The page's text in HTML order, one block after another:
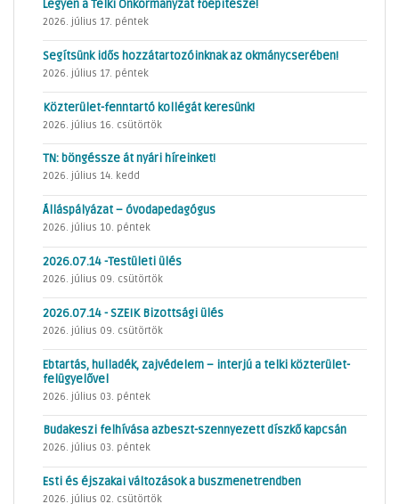
Legyen a Telki Önkormányzat főépítésze!
2026. július 17. péntek
Segítsünk idős hozzátartozóinknak az okmánycserében!
2026. július 17. péntek
Közterület-fenntartó kollégát keresünk!
2026. július 16. csütörtök
TN: böngéssze át nyári híreinket!
2026. július 14. kedd
Álláspályázat – óvodapedagógus
2026. július 10. péntek
2026.07.14 -Testületi ülés
2026. július 09. csütörtök
2026.07.14 - SZEIK Bizottsági ülés
2026. július 09. csütörtök
Ebtartás, hulladék, zajvédelem – interjú a telki közterület-
felügyelővel
2026. július 03. péntek
Budakeszi felhívása azbeszt-szennyezett díszkő kapcsán
2026. július 03. péntek
Esti és éjszakai változások a buszmenetrendben
2026. július 02. csütörtök